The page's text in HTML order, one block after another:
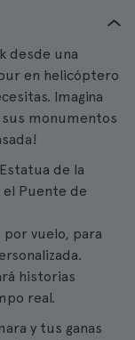
desde una
en helicóptero
Imagina
monumentos
de la
Puente de
por vuelo, para
historias
real.
y tus ganas